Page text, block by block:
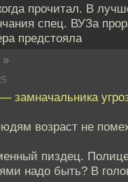
прочитал. В
спец. ВУЗа
предстояла
»
замначальника
возраст не
пиздец.
надо быть? В